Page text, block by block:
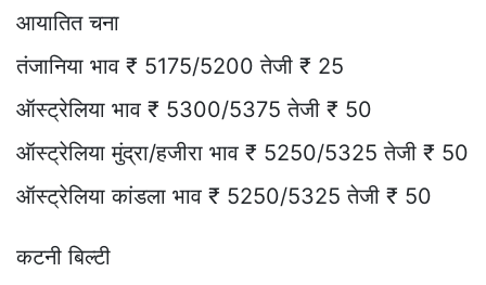
आयातित चना
तंजानिया भाव ₹ 5175/5200 तेजी ₹ 25
ऑस्ट्रेलिया भाव ₹ 5300/5375 तेजी ₹ 50
ऑस्ट्रेलिया मुंद्रा/हजीरा भाव ₹ 5250/5325 तेजी ₹ 50
ऑस्ट्रेलिया कांडला भाव ₹ 5250/5325 तेजी ₹ 50
कटनी बिल्टी